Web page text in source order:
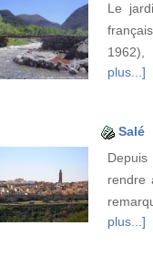
Le
plus...]
Salé
rendre
plus...]